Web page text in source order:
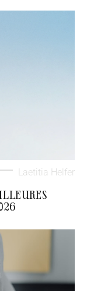
Laetitia Helfer